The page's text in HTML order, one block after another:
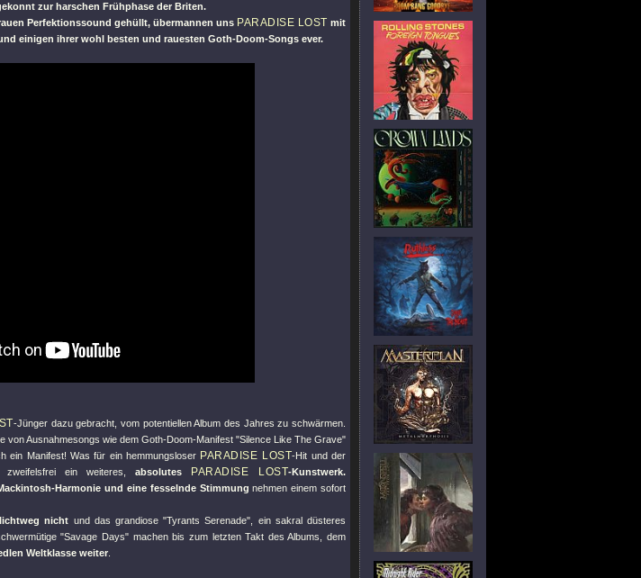
zur harschen Frühphase der Briten.
Perfektionssound gehüllt, übermannen uns PARADISE LOST mit
einigen ihrer wohl besten und rauesten Goth-Doom-Songs ever.
-Jünger dazu gebracht, vom potentiellen Album des Jahres zu schwärmen.
von Ausnahmesongs wie dem Goth-Doom-Manifest "Silence Like The Grave"
ein Manifest! Was für ein hemmungsloser PARADISE LOST-Hit und der
ein weiteres,absolutes PARADISE LOST-Kunstwerk.
Harmonie und eine fesselnde Stimmung nehmen einem sofort
nicht und das grandiose"Tyrants Serenade" , ein sakral düsteres
"Savage Days" machen bis zum letzten Takt des Albums, dem
Weltklasse weiter